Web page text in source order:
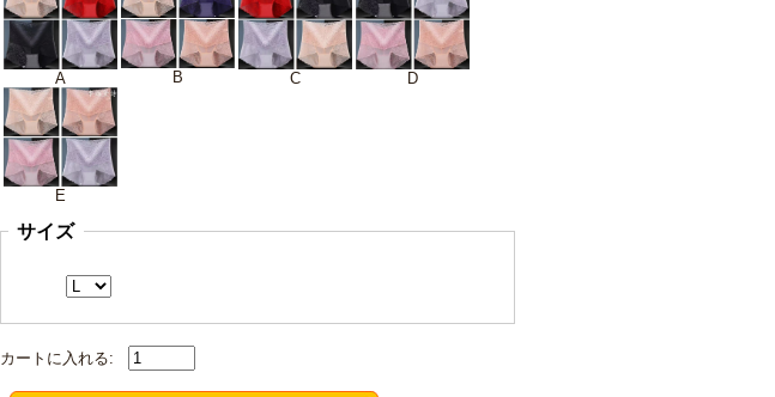
A B C D
E
サイズ
カートに入れる: